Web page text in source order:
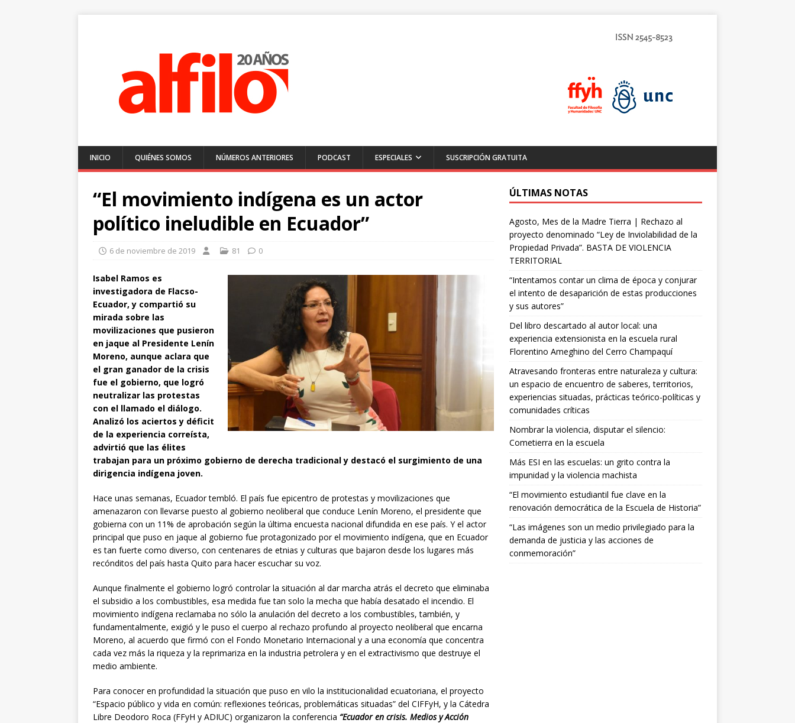
INICIO QUIÉNES SOMOS NÚMEROS ANTERIORES PODCAST ESPECIALES SUSCRIPCIÓN GRATUITA
“El movimiento indígena es un actor
político ineludible en Ecuador”
6 de noviembre de 2019 81 0
Isabel Ramos es
investigadora de Flacso-
Ecuador, y compartió su
mirada sobre las
movilizaciones que pusieron
en jaque al Presidente Lenín
Moreno, aunque aclara que
el gran ganador de la crisis
fue el gobierno, que logró
neutralizar las protestas
con el llamado el diálogo.
Analizó los aciertos y déficit
de la experiencia correísta,
advirtió que las élites
trabajan para un próximo gobierno de derecha tradicional y destacó el surgimiento de una
dirigencia indígena joven.
Hace unas semanas, Ecuador tembló. El país fue epicentro de protestas y movilizaciones que
amenazaron con llevarse puesto al gobierno neoliberal que conduce Lenín Moreno, el presidente que
gobierna con un 11% de aprobación según la última encuesta nacional difundida en ese país. Y el actor
principal que puso en jaque al gobierno fue protagonizado por el movimiento indígena, que en Ecuador
es tan fuerte como diverso, con centenares de etnias y culturas que bajaron desde los lugares más
recónditos del país hasta Quito para hacer escuchar su voz.
Aunque finalmente el gobierno logró controlar la situación al dar marcha atrás el decreto que eliminaba
el subsidio a los combustibles, esa medida fue tan solo la mecha que había desatado el incendio. El
movimiento indígena reclamaba no sólo la anulación del decreto a los combustibles, también, y
fundamentalmente, exigió y le puso el cuerpo al rechazo profundo al proyecto neoliberal que encarna
Moreno, al acuerdo que firmó con el Fondo Monetario Internacional y a una economía que concentra
cada vez más la riqueza y la reprimariza en la industria petrolera y en el extractivismo que destruye el
medio ambiente.
Para conocer en profundidad la situación que puso en vilo la institucionalidad ecuatoriana, el proyecto
“Espacio público y vida en común: reflexiones teóricas, problemáticas situadas” del CIFFyH, y la Cátedra
Libre Deodoro Roca (FFyH y ADIUC) organizaron la conferencia “Ecuador en crisis. Medios y Acción
ÚLTIMAS NOTAS
Agosto, Mes de la Madre Tierra | Rechazo al
proyecto denominado “Ley de Inviolabilidad de la
Propiedad Privada”. BASTA DE VIOLENCIA
TERRITORIAL
“Intentamos contar un clima de época y conjurar
el intento de desaparición de estas producciones
y sus autores”
Del libro descartado al autor local: una
experiencia extensionista en la escuela rural
Florentino Ameghino del Cerro Champaquí
Atravesando fronteras entre naturaleza y cultura:
un espacio de encuentro de saberes, territorios,
experiencias situadas, prácticas teórico-políticas y
comunidades críticas
Nombrar la violencia, disputar el silencio:
Cometierra en la escuela
Más ESI en las escuelas: un grito contra la
impunidad y la violencia machista
“El movimiento estudiantil fue clave en la
renovación democrática de la Escuela de Historia”
“Las imágenes son un medio privilegiado para la
demanda de justicia y las acciones de
conmemoración”